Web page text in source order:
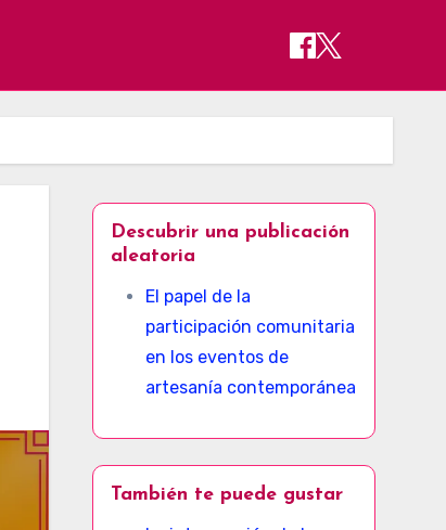
Descubrir una publicación
aleatoria
El papel de la
participación comunitaria
en los eventos de
artesanía contemporánea
También te puede gustar